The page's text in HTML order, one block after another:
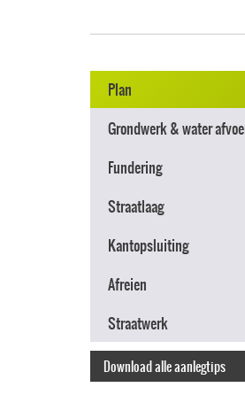
Plan
Grondwerk & water
Fundering
Straatlaag
Kantopsluiting
Afreien
Straatwerk
Download alle aanlegtips